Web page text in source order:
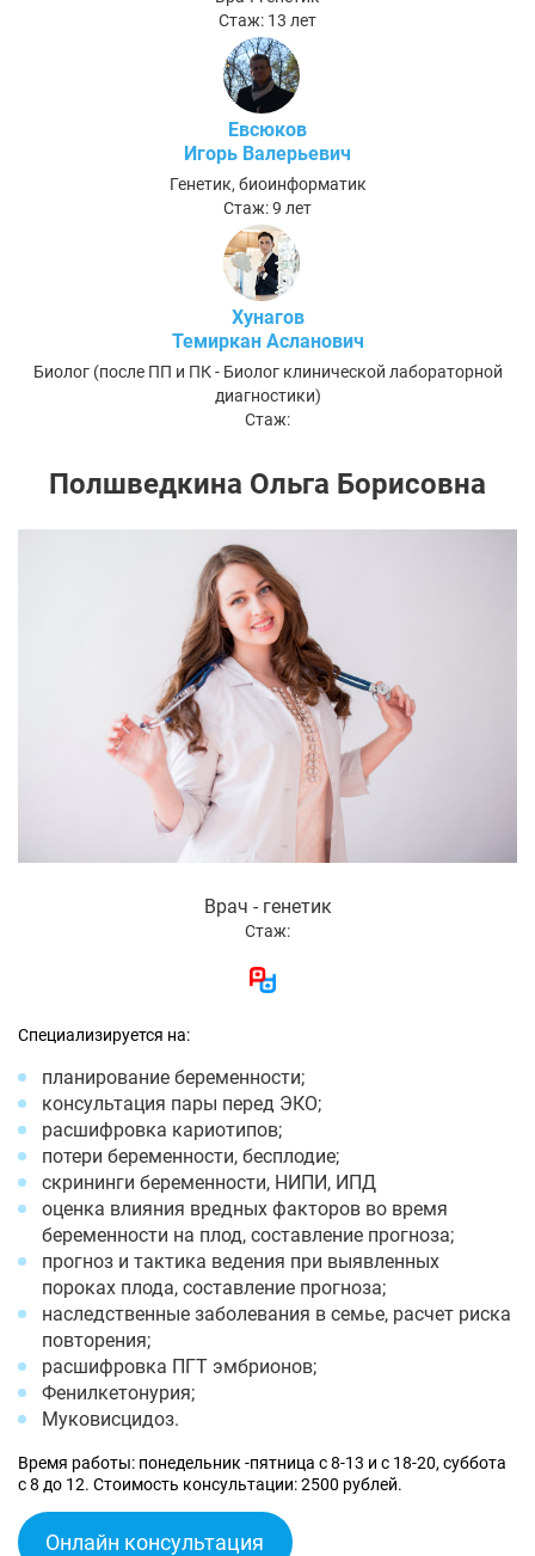
Стаж: 13 лет
Евсюков
Игорь Валерьевич
Генетик, биоинформатик
Стаж: 9 лет
Хунагов
Темиркан Асланович
Биолог (после ПП и ПК - Биолог клинической лабораторной
диагностики)
Стаж:
Полшведкина Ольга Борисовна
Врач - генетик
Стаж:
Специализируется на:
планирование беременности;
консультация пары перед ЭКО;
расшифровка кариотипов;
потери беременности, бесплодие;
скрининги беременности, НИПИ, ИПД
оценка влияния вредных факторов во время
беременности на плод, составление прогноза;
прогноз и тактика ведения при выявленных
пороках плода, составление прогноза;
наследственные заболевания в семье, расчет риска
повторения;
расшифровка ПГТ эмбрионов;
Фенилкетонурия;
Муковисцидоз.
Время работы: понедельник -пятница с 8-13 и с 18-20, суббота
с 8 до 12. Стоимость консультации: 2500 рублей.
Онлайн консультация